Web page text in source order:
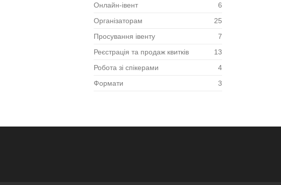
Онлайн-івент
6
Організаторам
25
Просування івенту
7
Реєстрація та продаж квитків
13
Робота зі спікерами
4
Формати
3